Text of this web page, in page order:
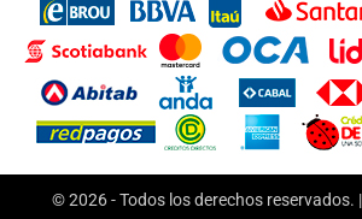
© 2026 - Todos los derechos reservados.